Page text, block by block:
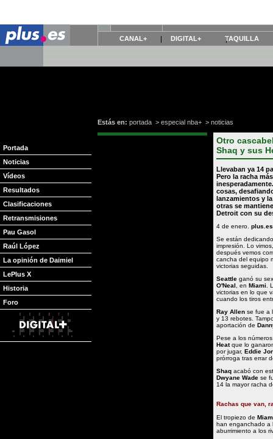
CANAL+ DIGITAL+ TAQUILLA
Portada
Noticias
Vídeos
Resultados
Clasificaciones
Retransmisiones
Pau Gasol
Raúl López
La opinión de Daimiel
LePlus X
Historia
Foro
Estás en: portada > especial nba+ > noticias
Otro
Shaq y sus
Llevaban ya 14
Pero la racha
cosas,
lanzamientos y
otras se
Detroit con su
4 de enero. plus.es
Se están
impresión. Lo
después vemos
cancha del equipo
victorias seguidas.
Seattle ganó su
O'Neal , en Miami .
victorias en lo que
cuando los tiros
Ray Allen se fue a
y 13 rebotes.
aportación de
Pese a los
Heatque lo
por jugar, Eddie
prórroga tras errar
Shaq acabó con
Dwyane Wade se
14 la mayor racha
Rachas que van,
El tropiezo de
han enganchado a
aburrimiento a los